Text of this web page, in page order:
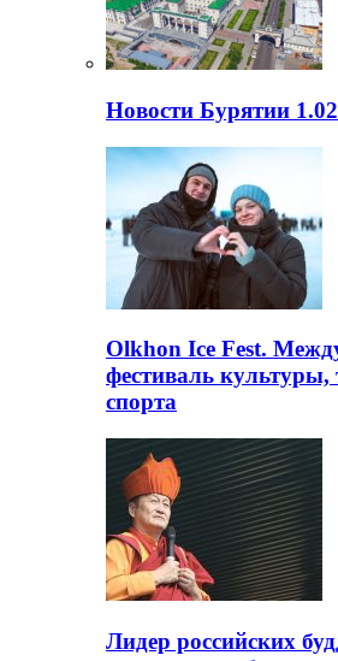
Новости Бурятии
Olkhon Ice Fest.
фестиваль культуры,
спорта
Лидер российских